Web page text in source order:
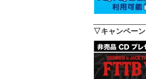
▽キャンペーン